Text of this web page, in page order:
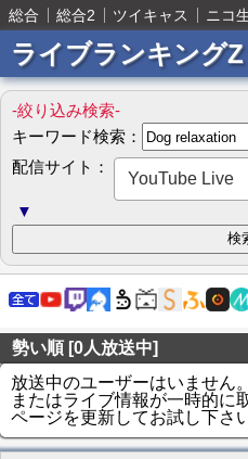
総合 総合2 ツイキャス ニコ
ライブランキングZ
-絞り込み検索-
キーワード検索：
配信サイト：
YouTube Live
▼
勢い順 [0人放送中]
放送中のユーザーはいません。
またはライブ情報が一時的に
ページを更新してお試し下さい